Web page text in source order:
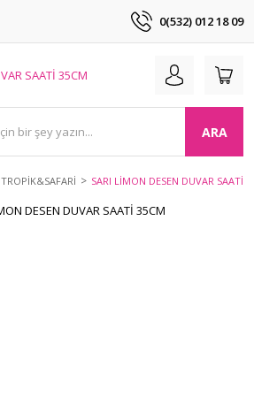
0(532) 012 18 09
ARA
TROPİK&SAFARİ SARI LİMON DESEN DUVAR SAATİ